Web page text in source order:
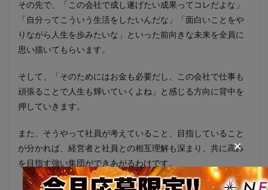
×
その先で、「この会社で成し遂げたい成果ってコレだよな」
「自分ってこういう生活をしたいんだな」「面白いことをや
りながら人生を歩みたいな」といった前向きな未来を全員に
思い描いてもらいます。
そして、「そのためにはお金も必要だし、この会社で仕事も
頑張ることで人生も輝いていくよね」と感じる方向に背中を
押していきます。
また、そうやって社員が考えていること、目指していること
が分かれば、経営者と社員との相互理解も深まり、共に高み
を目指す強い集団ができあがるわけです。